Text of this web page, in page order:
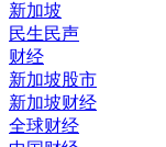
新加坡
民生民声
财经
新加坡股市
新加坡财经
全球财经